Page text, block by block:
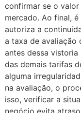
confirmar se o
mercado. Ao final,
autoriza a
a taxa de avaliação
antes dessa vistoria
das demais tarifas
alguma
na avaliação, o
isso, verificar a